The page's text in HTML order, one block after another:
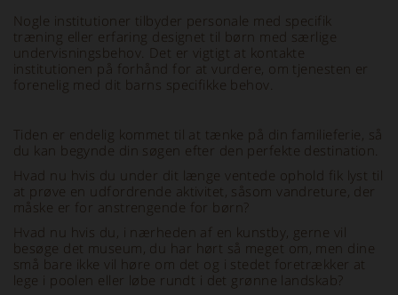
Nogle institutioner tilbyder personale med specifik
træning eller erfaring designet til børn med særlige
undervisningsbehov. Det er vigtigt at kontakte
institutionen på forhånd for at vurdere, om tjenesten er
forenelig med dit barns specifikke behov.
Tiden er endelig kommet til at tænke på din familieferie, så
du kan begynde din søgen efter den perfekte destination.
Hvad nu hvis du under dit længe ventede ophold fik lyst til
at prøve en udfordrende aktivitet, såsom vandreture, der
måske er for anstrengende for børn?
Hvad nu hvis du, i nærheden af en kunstby, gerne vil
besøge det museum, du har hørt så meget om, men dine
små bare ikke vil høre om det og i stedet foretrækker at
lege i poolen eller løbe rundt i det grønne landskab?